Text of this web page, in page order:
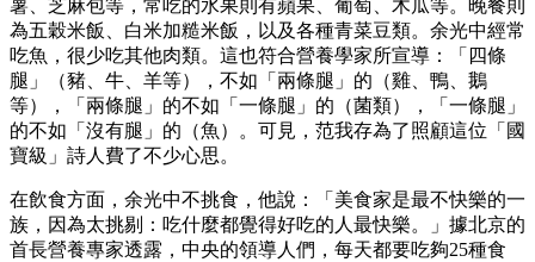
薯、芝麻包等，常吃的水果則有蘋果、葡萄、木瓜等。晚餐則
為五穀米飯、白米加糙米飯，以及各種青菜豆類。余光中經常
吃魚，很少吃其他肉類。這也符合營養學家所宣導：「四條
腿」（豬、牛、羊等），不如「兩條腿」的（雞、鴨、鵝
等），「兩條腿」的不如「一條腿」的（菌類），「一條腿」
的不如「沒有腿」的（魚）。可見，范我存為了照顧這位「國
寶級」詩人費了不少心思。
在飲食方面，余光中不挑食，他說：「美食家是最不快樂的一
族，因為太挑剔：吃什麼都覺得好吃的人最快樂。」據北京的
首長營養專家透露，中央的領導人們，每天都要吃夠25種食